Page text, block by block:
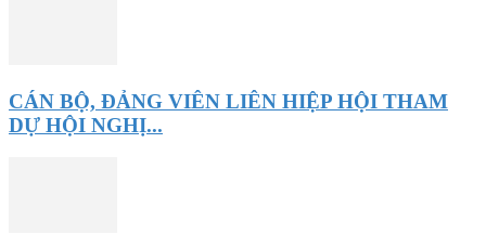
CÁN BỘ, ĐẢNG VIÊN LIÊN HIỆP HỘI THAM
DỰ HỘI NGHỊ...